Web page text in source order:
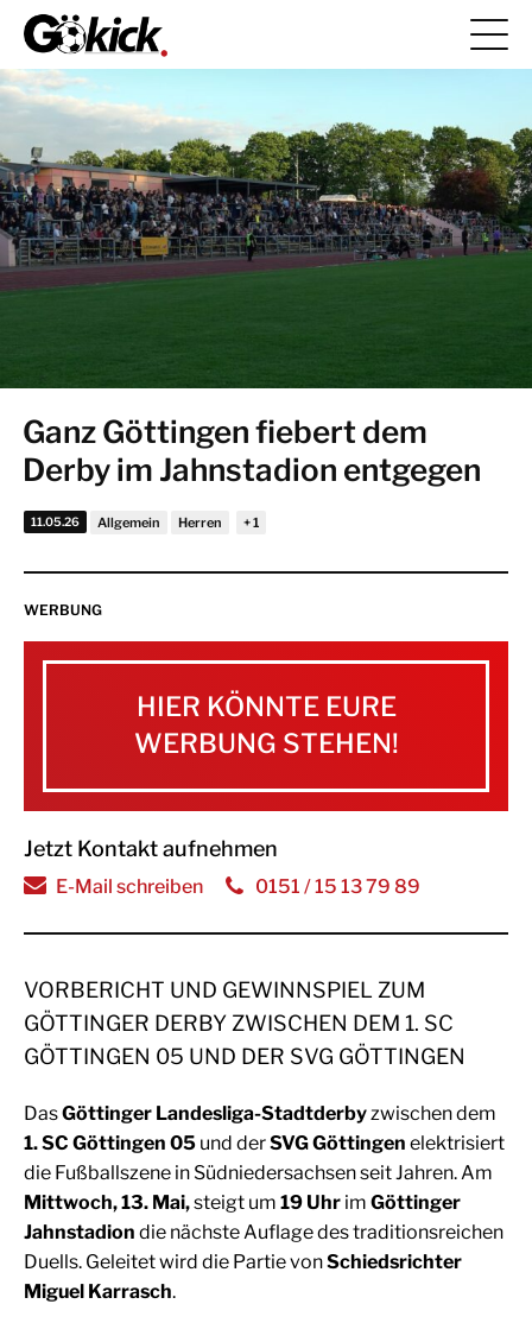
Ganz Göttingen fiebert dem
Derby im Jahnstadion entgegen
11.05.26 Allgemein Herren
WERBUNG
HIER KÖNNTE EURE
WERBUNG STEHEN!
Jetzt Kontakt aufnehmen
E-Mail schreiben 0151 / 15 13 79 89
VORBERICHT UND GEWINNSPIEL ZUM
GÖTTINGER DERBY ZWISCHEN DEM 1. SC
GÖTTINGEN 05 UND DER SVG GÖTTINGEN
DasGöttinger Landesliga-Stadtderbyzwischen dem
1. SC Göttingen 05 und derSVG Göttingen elektrisiert
die Fußballszene in Südniedersachsen seit Jahren. Am
Mittwoch, 13. Mai,steigt um 19 Uhr im Göttinger
Jahnstadion die nächste Auflage des traditionsreichen
Duells. Geleitet wird die Partie vonSchiedsrichter
Miguel Karrasch.